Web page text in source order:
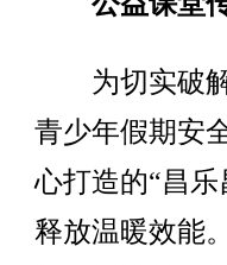
为切实破解
青少年假期安
心打造的“昌
释放温暖效能